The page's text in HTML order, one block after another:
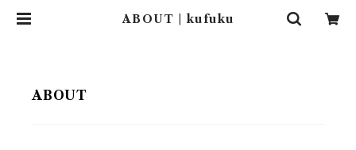
ABOUT | kufuku
ABOUT